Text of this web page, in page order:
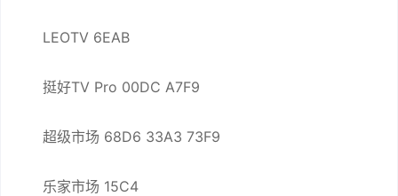
LEOTV 6EAB
挺好TV Pro 00DC A7F9
超级市场 68D6 33A3 73F9
乐家市场 15C4